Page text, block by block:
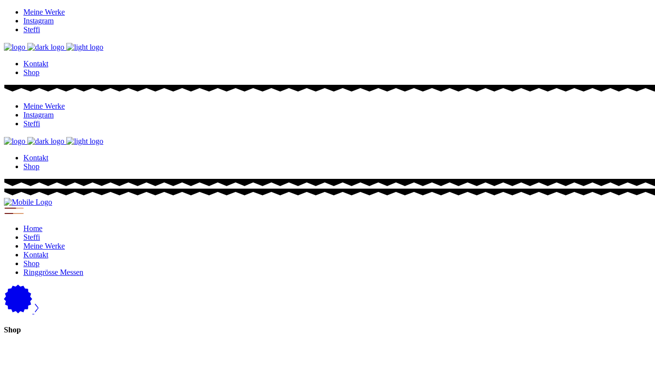
Meine Werke
Instagram
Steffi
Kontakt
Shop
Meine Werke
Instagram
Steffi
Kontakt
Shop
Home
Steffi
Meine Werke
Kontakt
Shop
Ringgrösse Messen
Shop